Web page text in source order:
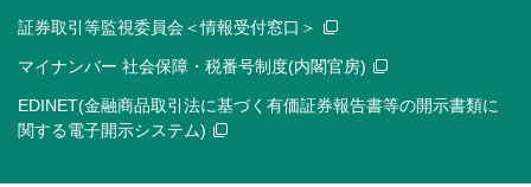
証券取引等監視委員会＜情報受付窓口＞
マイナンバー 社会保障・税番号制度(内閣官房)
EDINET(金融商品取引法に基づく有価証券報告書等の開示書類に
関する電子開示システム)